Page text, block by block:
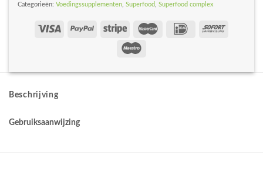
Categorieën: Voedingssupplementen Superfood Superfood complex
Beschrijving
Gebruiksaanwijzing